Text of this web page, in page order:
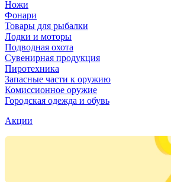
Ножи
Фонари
Товары для рыбалки
Лодки и моторы
Подводная охота
Сувенирная продукция
Пиротехника
Запасные части к оружию
Комиссионное оружие
Городская одежда и обувь
Акции